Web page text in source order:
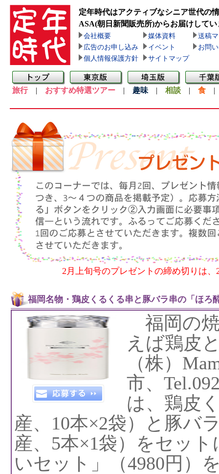
定年時代はアクティブなシニア世代の
ASA(朝日新聞販売所)からお届けしてい
会社概要 媒体資料
送稿
広告のお申し込み
イベント
お問
個人情報保護方針
サイトマップ
旅行| おすすめ特選ツアー | 趣味 |相談 |食
2月上旬号のプレゼントの締め切りは
福岡名物・鶏皮くるくる串と豚バラ串の「ほろ
福岡の
えば鶏皮
（株）
市、
は、鶏皮
産、10本×2袋）と豚バ
産、5本×1袋）をセッ
いセット」（4980円）